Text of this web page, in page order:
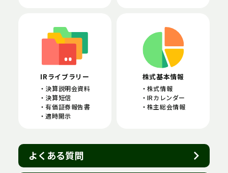
IRライブラリー
決算説明会資料
決算短信
有価証券報告書
適時開示
株式基本情報
株式情報
IRカレンダー
株主総会情報
よくある質問